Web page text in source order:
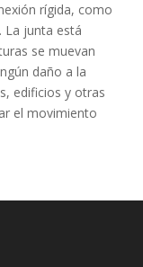
rígida, como
La junta está
se muevan
daño a la
edificios y otras
el movimiento